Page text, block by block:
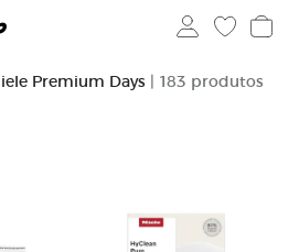
Premium Days | 183 produtos